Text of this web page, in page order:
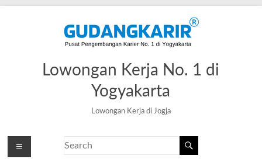
Lowongan Kerja No. 1 di
Yogyakarta
Lowongan Kerja di Jogja